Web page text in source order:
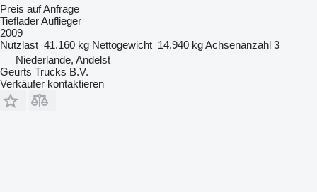
Preis auf Anfrage
Tieflader Auflieger
2009
Nutzlast 41.160 kg Nettogewicht 14.940 kgAchsenanzahl 3
Niederlande, Andelst
Geurts Trucks B.V.
Verkäufer kontaktieren